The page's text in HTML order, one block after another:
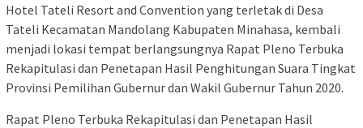
Hotel Tateli Resort and Convention yang terletak di Desa
Tateli Kecamatan Mandolang Kabupaten Minahasa, kembali
menjadi lokasi tempat berlangsungnya Rapat Pleno Terbuka
Rekapitulasi dan Penetapan Hasil Penghitungan Suara Tingkat
Provinsi Pemilihan Gubernur dan Wakil Gubernur Tahun 2020.
Rapat Pleno Terbuka Rekapitulasi dan Penetapan Hasil